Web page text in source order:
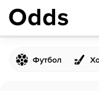
Футбол